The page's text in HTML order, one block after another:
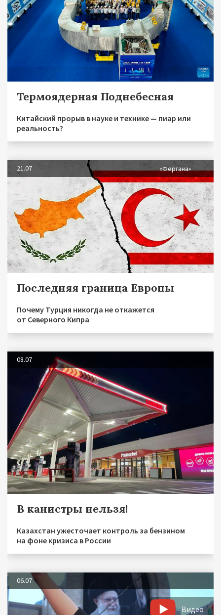
Термоядерная Поднебесная
Китайский прорыв в науке и технике — пиар или
реальность?
21.07 «Фергана»
Последняя граница Европы
Почему Турция никогда не откажется
от Северного Кипра
08.07
В канистры нельзя!
Казахстан ужесточает контроль за бензином
на фоне кризиса в России
06.07
Видео